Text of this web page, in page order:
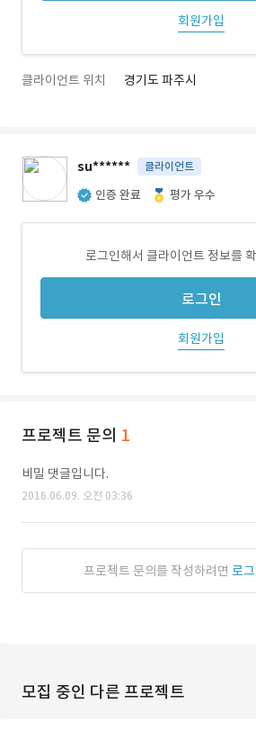
회원가입
클라이언트 위치 경기도 파주시
su****** 클라이언트
인증 완료 평가 우수
로그인해서 클라이언트 정보를
로그인
회원가입
프로젝트 문의 1
비밀 댓글입니다.
2016.06.09. 오전 03:36
프로젝트 문의를 작성하려면 로
모집 중인 다른 프로젝트